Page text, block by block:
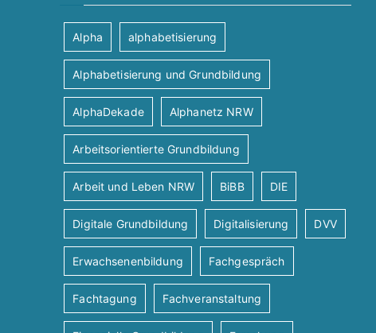
Alpha alphabetisierung
Alphabetisierung und Grundbildung
AlphaDekade Alphanetz NRW
Arbeitsorientierte Grundbildung
Arbeit und Leben NRW BiBB DIE
Digitale Grundbildung Digitalisierung DVV
Erwachsenenbildung Fachgespräch
Fachtagung Fachveranstaltung